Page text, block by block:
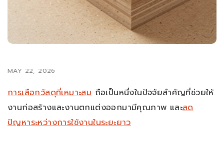
MAY 22, 2026
การเลือกวัสดุที่เหมาะสมถือเป็นหนึ่งในปัจจัยสำคัญที่ช่วยให้
งานก่อสร้างและงานตกแต่งออกมามีคุณภาพ และลด
ปัญหาระหว่างการใช้งานในระยะยาว